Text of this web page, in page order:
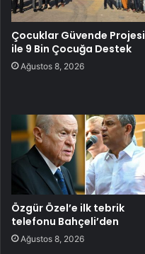
Çocuklar Güvende Projesi
ile 9 Bin Çocuğa Destek
Ağustos 8, 2026
Özgür Özel’e ilk tebrik
telefonu Bahçeli’den
Ağustos 8, 2026